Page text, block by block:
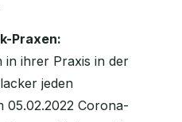
Praxen:
in ihrer Praxis in der
jeden
05.02.2022 Corona-